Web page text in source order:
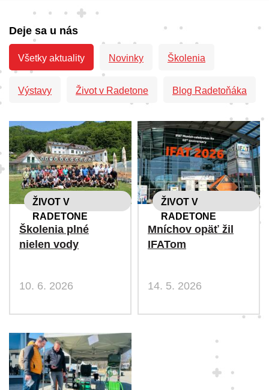
Deje sa u nás
Všetky aktuality Novinky Školenia
Výstavy Život v Radetone Blog Radetoňáka
ŽIVOT V
RADETONE
Školenia plné
nielen vody
10. 6. 2026
ŽIVOT V
RADETONE
Mníchov opäť žil
IFATom
14. 5. 2026